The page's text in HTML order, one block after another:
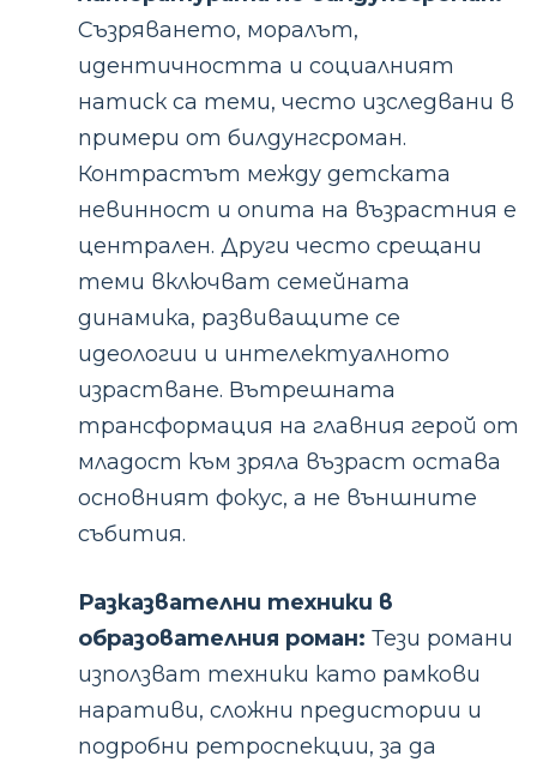
Съзряването, моралът,
идентичността и социалният
натиск са теми, често изследвани в
примери от билдунгсроман.
Контрастът между детската
невинност и опита на възрастния е
централен. Други често срещани
теми включват семейната
динамика, развиващите се
идеологии и интелектуалното
израстване. Вътрешната
трансформация на главния герой от
младост към зряла възраст остава
основният фокус, а не външните
събития.
Разказвателни техники в
образователния роман: Тези романи
използват техники като рамкови
наративи, сложни предистории и
подробни ретроспекции, за да